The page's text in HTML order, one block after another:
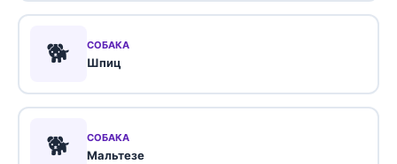
🐕 СОБАКА
Шпиц
🐕 СОБАКА
Мальтезе